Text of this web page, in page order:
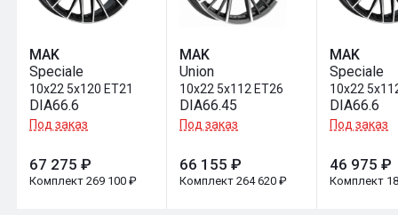
MAK
Speciale
10x22 5x120 ET21
DIA66.6
Под заказ
67 275 ₽
Комплект 269 100 ₽
MAK
Union
10x22 5x112 ET26
DIA66.45
Под заказ
66 155 ₽
Комплект 264 620 ₽
MAK
Speciale
10x22
DIA66.6
Под заказ
46 975 ₽
Комплект